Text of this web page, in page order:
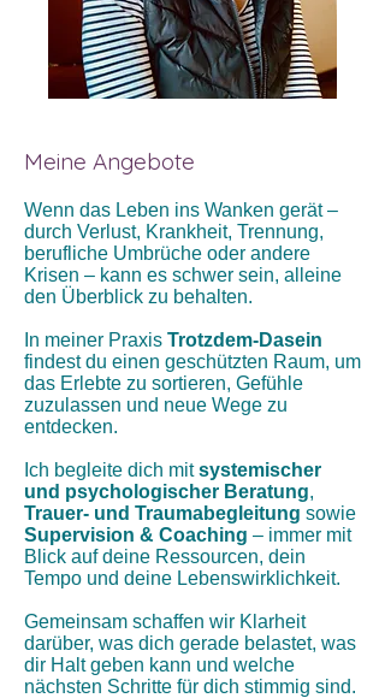
Meine Angebote
Wenn das Leben ins Wanken gerät –
durch Verlust, Krankheit, Trennung,
berufliche Umbrüche oder andere
Krisen – kann es schwer sein, alleine
den Überblick zu behalten.
In meiner Praxis Trotzdem‑Dasein
findest du einen geschützten Raum, um
das Erlebte zu sortieren, Gefühle
zuzulassen und neue Wege zu
entdecken.
Ich begleite dich mitsystemischer
und psychologischer Beratung,
Trauer- und Traumabegleitung sowie
Supervision & Coaching – immer mit
Blick auf deine Ressourcen, dein
Tempo und deine Lebenswirklichkeit.
Gemeinsam schaffen wir Klarheit
darüber, was dich gerade belastet, was
dir Halt geben kann und welche
nächsten Schritte für dich stimmig sind.